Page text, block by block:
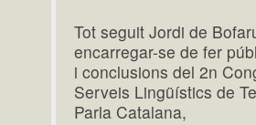
Tot seguit Jordi de
encarregar-se de fer
i conclusions del 2n
Serveis Lingüístics de
Parla Catalana,